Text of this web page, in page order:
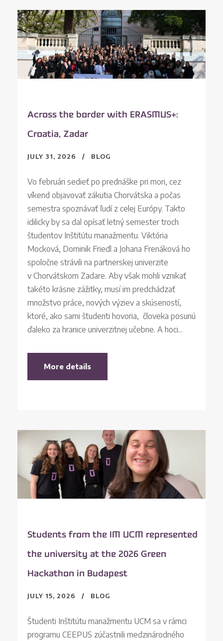
Across the border with ERASMUS+:
Croatia, Zadar
JULY 31, 2026 BLOG
Vo februári sedieť po prednáške pri mori, cez
víkend objavovať zákutia Chorvátska a počas
semestra spoznávať ľudí z celej Európy. Takto
idilicky by sa dal opísať letný semester troch
študentov Inštitútu manažmentu. Viktória
Mocková, Dominik Friedl a Johana Frenáková ho
spoločne strávili na partnerskej univerzite
v Chorvátskom Zadare. Aby však mohli vznikať
takéto krásne zážitky, musí im predchádzať
množstvo práce, nových výziev a skúseností,
ktoré, ako sami študenti hovoria, človeka posunú
ďaleko za hranice univerzitnej učebne. A hoci...
More details
Students from the IM UCM represented
the university at the 2026 Green
Hackathon in Budapest
JULY 15, 2026 BLOG
Študenti Inštitútu manažmentu UCM sa v rámci
programu CEEPUS zúčastnili medzinárodného